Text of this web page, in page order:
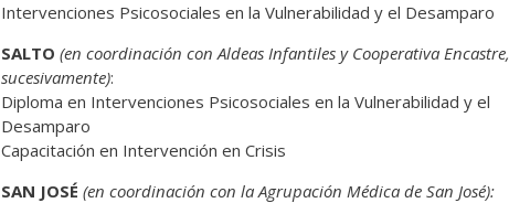
Intervenciones Psicosociales en la Vulnerabilidad y el Desamparo
SALTO (en coordinación con Aldeas Infantiles y Cooperativa Encastre,
sucesivamente):
Diploma en Intervenciones Psicosociales en la Vulnerabilidad y el
Desamparo
Capacitación en Intervención en Crisis
SAN JOSÉ (en coordinación con la Agrupación Médica de San José):